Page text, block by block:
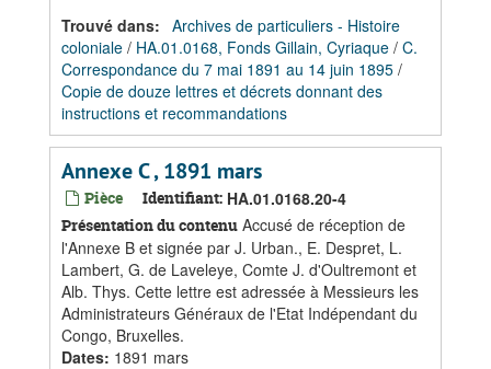
Trouvé dans: Archives de particuliers - Histoire
coloniale / HA.01.0168, Fonds Gillain, Cyriaque / C.
Correspondance du 7 mai 1891 au 14 juin 1895 /
Copie de douze lettres et décrets donnant des
instructions et recommandations
Annexe C , 1891 mars
Pièce Identifiant: HA.01.0168.20-4
Présentation du contenu Accusé de réception de
l'Annexe B et signée par J. Urban., E. Despret, L.
Lambert, G. de Laveleye, Comte J. d'Oultremont et
Alb. Thys. Cette lettre est adressée à Messieurs les
Administrateurs Généraux de l'Etat Indépendant du
Congo, Bruxelles.
Dates: 1891 mars